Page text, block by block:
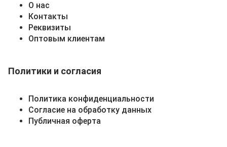
О нас
Контакты
Реквизиты
Оптовым клиентам
Политики и согласия
Политика конфиденциальности
Согласие на обработку данных
Публичная оферта